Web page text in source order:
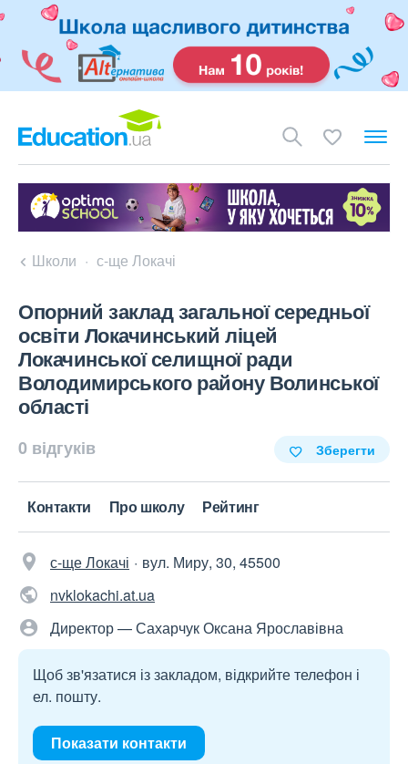
Школи с-ще Локачі
Опорний заклад загальної середньої
освіти Локачинський ліцей
Локачинської селищної ради
Володимирського району Волинської
області
0 відгуків Зберегти
Контакти Про школу Рейтинг
с-ще Локачі
вул. Миру, 30, 45500
nvklokachi.at.ua
Директор — Сахарчук Оксана Ярославівна
Щоб зв'язатися із закладом, відкрийте телефон і
ел. пошту.
Показати контакти